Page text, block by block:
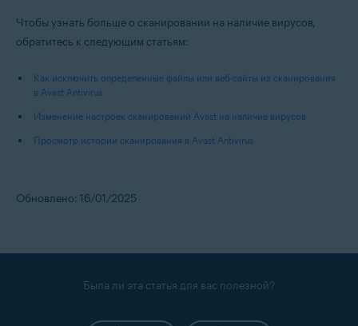
Чтобы узнать больше о сканировании на наличие вирусов,
обратитесь к следующим статьям:
Как исключить определенные файлы или веб-сайты из сканирования
в Avast Antivirus
Изменение настроек сканирований Avast на наличие вирусов
Просмотр истории сканирования в Avast Antivirus
Обновлено: 16/01/2025
Была ли эта статья для вас полезной?